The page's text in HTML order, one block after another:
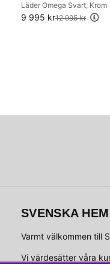
Läder Omega Svart, Krom
9 995 kr
Ordinarie pris:
12 995 kr
SVENSKA HEM
Varmt välkommen till
Vi värdesätter våra